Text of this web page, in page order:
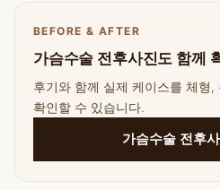
BEFORE & AFTER
가슴수술 전후사진도 함께
후기와 함께 실제 케이스를 체형,
확인할 수 있습니다.
가슴수술 전후